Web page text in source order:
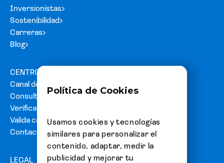
Inversionistas
Sostenibilidad
Carreras
Blog
CENTRO DE AYUDA
Canal de denuncias
Consultas y reclamos
Verifica tu carta fianza
Valida cartas de acreditación
Contacto
LEGAL
Política de Cookies
Usamos cookies y tecnologías
similares para personalizar el
contenido, adaptar, medir la
publicidad y mejorar tu